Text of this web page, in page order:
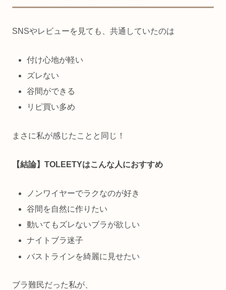
SNSやレビューを見ても、共通していたのは
付け心地が軽い
ズレない
谷間ができる
リピ買い多め
まさに私が感じたことと同じ！
【結論】TOLEETYはこんな人におすすめ
ノンワイヤーでラクなのが好き
谷間を自然に作りたい
動いてもズレないブラが欲しい
ナイトブラ迷子
バストラインを綺麗に見せたい
ブラ難民だった私が、